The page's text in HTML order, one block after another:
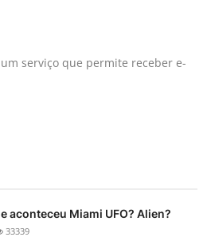
serviço que permite receber e-
aconteceu Miami UFO? Alien?
33339